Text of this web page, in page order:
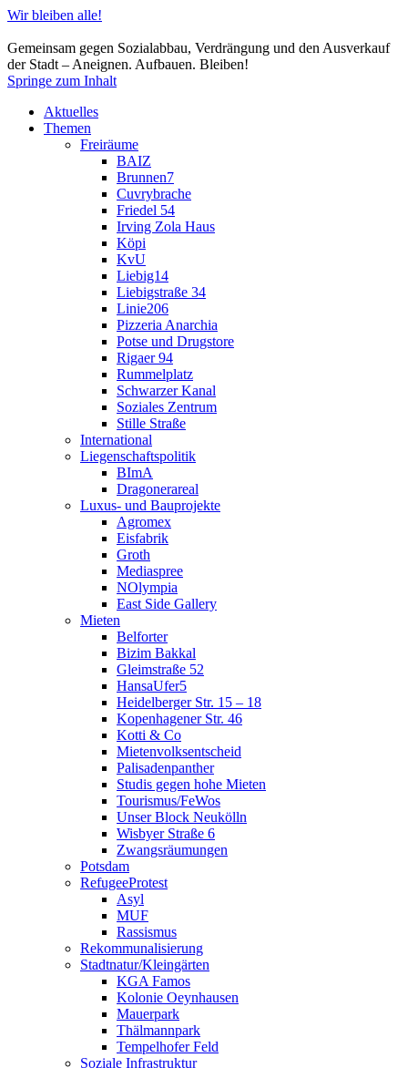
Wir bleiben alle!
Gemeinsam gegen Sozialabbau, Verdrängung und den Ausverkauf
der Stadt – Aneignen. Aufbauen. Bleiben!
Springe zum Inhalt
Aktuelles
Themen
Freiräume
BAIZ
Brunnen7
Cuvrybrache
Friedel 54
Irving Zola Haus
Köpi
KvU
Liebig14
Liebigstraße 34
Linie206
Pizzeria Anarchia
Potse und Drugstore
Rigaer 94
Rummelplatz
Schwarzer Kanal
Soziales Zentrum
Stille Straße
International
Liegenschaftspolitik
BImA
Dragonerareal
Luxus- und Bauprojekte
Agromex
Eisfabrik
Groth
Mediaspree
NOlympia
East Side Gallery
Mieten
Belforter
Bizim Bakkal
Gleimstraße 52
HansaUfer5
Heidelberger Str. 15 – 18
Kopenhagener Str. 46
Kotti & Co
Mietenvolksentscheid
Palisadenpanther
Studis gegen hohe Mieten
Tourismus/FeWos
Unser Block Neukölln
Wisbyer Straße 6
Zwangsräumungen
Potsdam
RefugeeProtest
Asyl
MUF
Rassismus
Rekommunalisierung
Stadtnatur/Kleingärten
KGA Famos
Kolonie Oeynhausen
Mauerpark
Thälmannpark
Tempelhofer Feld
Soziale Infrastruktur